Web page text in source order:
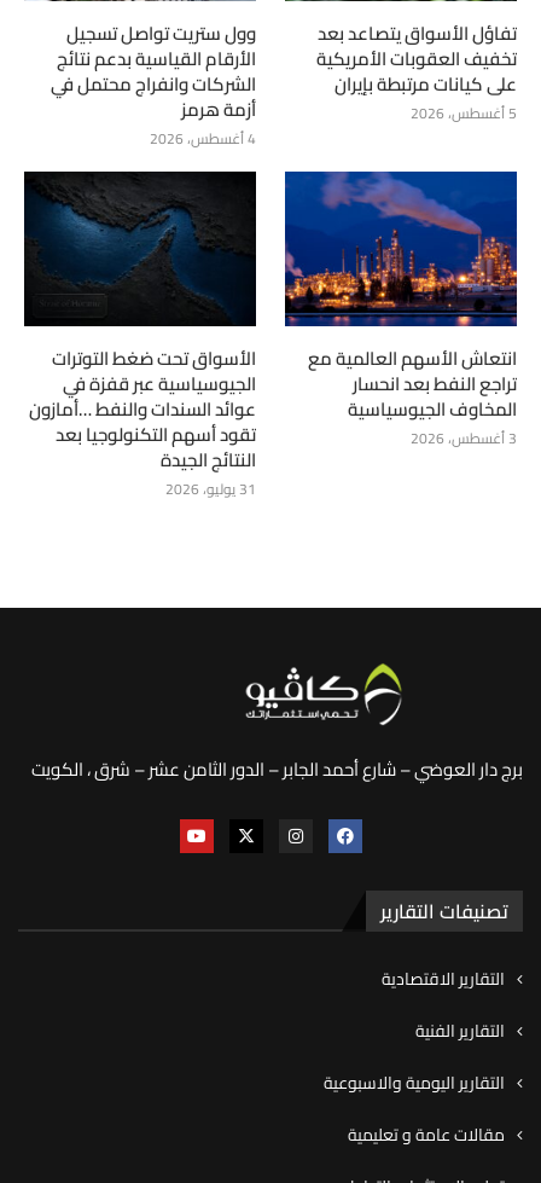
تفاؤل الأسواق يتصاعد بعد
تخفيف العقوبات الأمريكية
على كيانات مرتبطة بإيران
5 أغسطس، 2026
وول ستريت تواصل تسجيل
الأرقام القياسية بدعم نتائج
الشركات وانفراج محتمل في
أزمة هرمز
4 أغسطس، 2026
انتعاش الأسهم العالمية مع
تراجع النفط بعد انحسار
المخاوف الجيوسياسية
3 أغسطس، 2026
الأسواق تحت ضغط التوترات
الجيوسياسية عبر قفزة في
عوائد السندات والنفط …أمازون
تقود أسهم التكنولوجيا بعد
النتائج الجيدة
31 يوليو، 2026
برج دار العوضي – شارع أحمد الجابر – الدور الثامن عشر – شرق ، الكويت
تصنيفات التقارير
التقارير الاقتصادية
التقارير الفنية
التقارير اليومية والاسبوعية
مقالات عامة و تعليمية